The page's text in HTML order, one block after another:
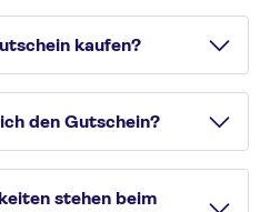
kaufen?
den Gutschein?
stehen beim